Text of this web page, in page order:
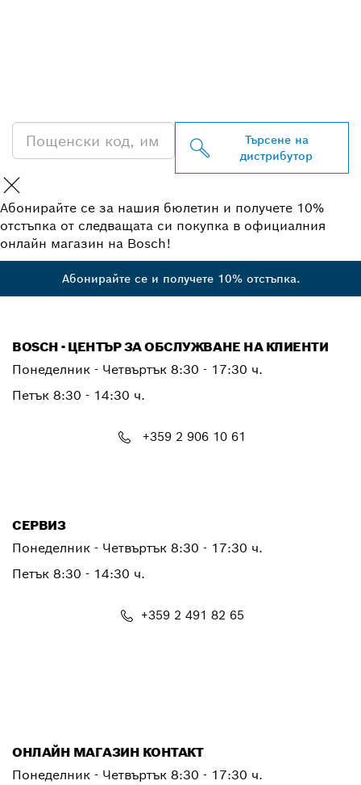
Търсене на
дистрибутор
Абонирайте се за нашия бюлетин и получете 10%
отстъпка от следващата си покупка в официалния
онлайн магазин на Bosch!
Абонирайте се и получете 10% отстъпка.
BOSCH - ЦЕНТЪР ЗА ОБСЛУЖВАНЕ НА КЛИЕНТИ
Понеделник - Четвъртък 8:30 - 17:30 ч.
Петък 8:30 - 14:30 ч.
+359 2 906 10 61
СЕРВИЗ
Понеделник - Четвъртък 8:30 - 17:30 ч.
Петък 8:30 - 14:30 ч.
+359 2 491 82 65
ОНЛАЙН МАГАЗИН КОНТАКТ
Понеделник - Четвъртък 8:30 - 17:30 ч.